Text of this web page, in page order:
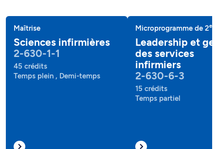
Maîtrise
Sciences infirmières
2-630-1-1
45 crédits
Temps plein , Demi-temps
Microprogramme de 2e
Leadership et
des services
infirmiers
2-630-6-3
15 crédits
Temps partiel